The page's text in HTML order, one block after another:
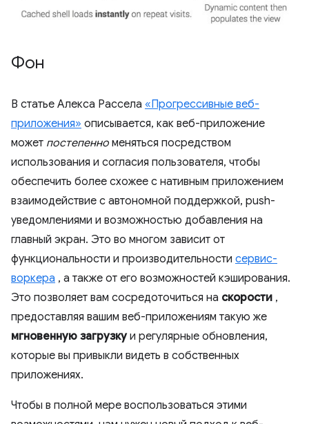
Фон
В статье Алекса Рассела «Прогрессивные веб-
приложения» описывается, как веб-приложение
может постепенно меняться посредством
использования и согласия пользователя, чтобы
обеспечить более схожее с нативным приложением
взаимодействие с автономной поддержкой, push-
уведомлениями и возможностью добавления на
главный экран. Это во многом зависит от
функциональности и производительности сервис-
воркера , а также от его возможностей кэширования.
Это позволяет вам сосредоточиться на скорости ,
предоставляя вашим веб-приложениям такую ​​же
мгновенную загрузкуи регулярные обновления,
которые вы привыкли видеть в собственных
приложениях.
Чтобы в полной мере воспользоваться этими